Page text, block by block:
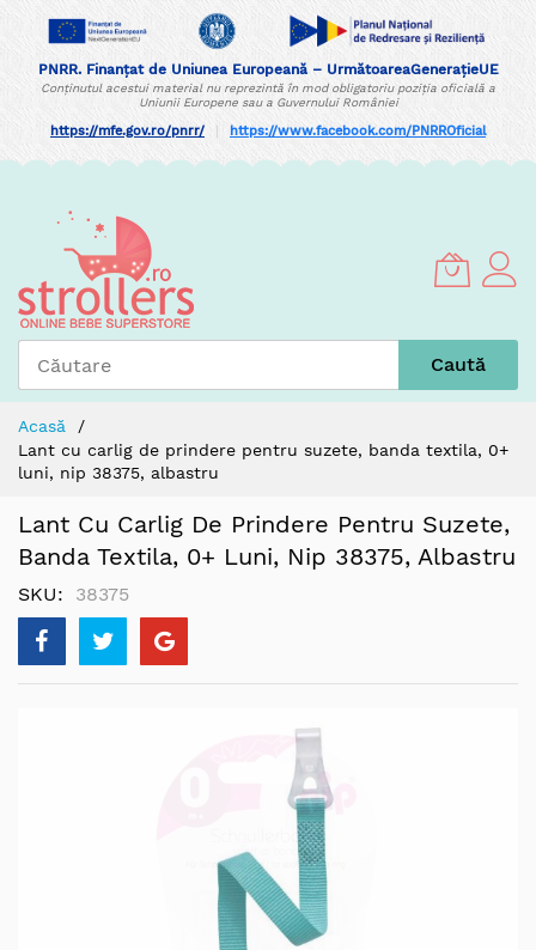
PNRR. Finanțat de Uniunea Europeană – UrmătoareaGenerațieUE
Conținutul acestui material nu reprezintă în mod obligatoriu poziția oficială a
Uniunii Europene sau a Guvernului României
https://mfe.gov.ro/pnrr/ https://www.facebook.com/PNRROficial
Content
Caută
Acasă
Lant cu carlig de prindere pentru suzete, banda textila, 0+
luni, nip 38375, albastru
Lant Cu Carlig De Prindere Pentru Suzete,
Banda Textila, 0+ Luni, Nip 38375, Albastru
SKU 38375